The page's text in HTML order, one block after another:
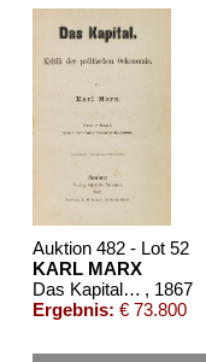
Auktion 482 - Lot 52
KARL MARX
Das Kapital. Band 1 , 1867
Ergebnis: € 73.800